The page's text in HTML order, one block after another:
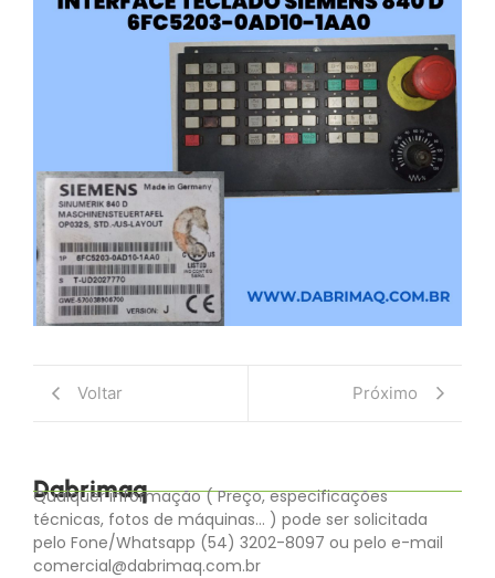
Voltar Próximo
Dabrimaq
Qualquer informação ( Preço, especificações
técnicas, fotos de máquinas… ) pode ser solicitada
pelo Fone/Whatsapp (54) 3202-8097 ou pelo e-mail
comercial@dabrimaq.com.br